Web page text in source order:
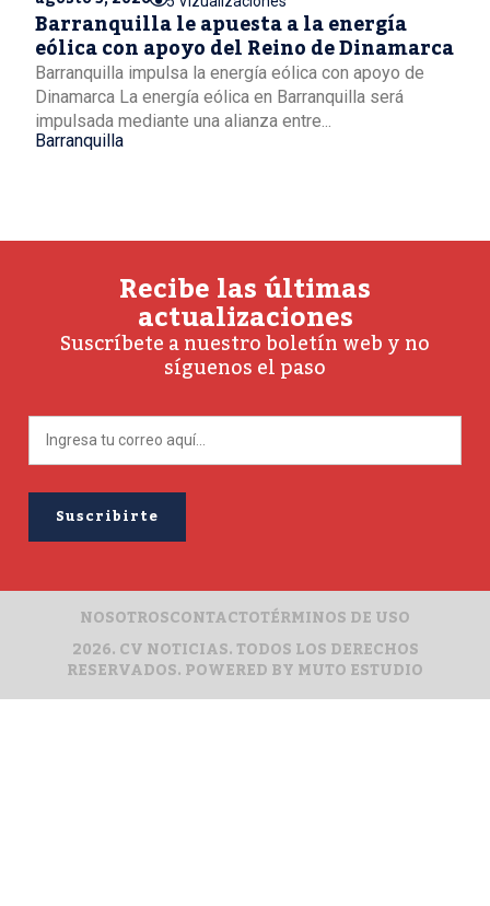
Barranquilla le apuesta a la energía
eólica con apoyo del Reino de Dinamarca
Barranquilla impulsa la energía eólica con apoyo de
Dinamarca La energía eólica en Barranquilla será
impulsada mediante una alianza entre...
Barranquilla
Recibe las últimas
actualizaciones
Suscríbete a nuestro boletín web y no
síguenos el paso
2026. CV NOTICIAS. TODOS LOS DERECHOS
RESERVADOS. POWERED BYMUTO ESTUDIO
NOSOTROSCONTACTOTÉRMINOS DE USO